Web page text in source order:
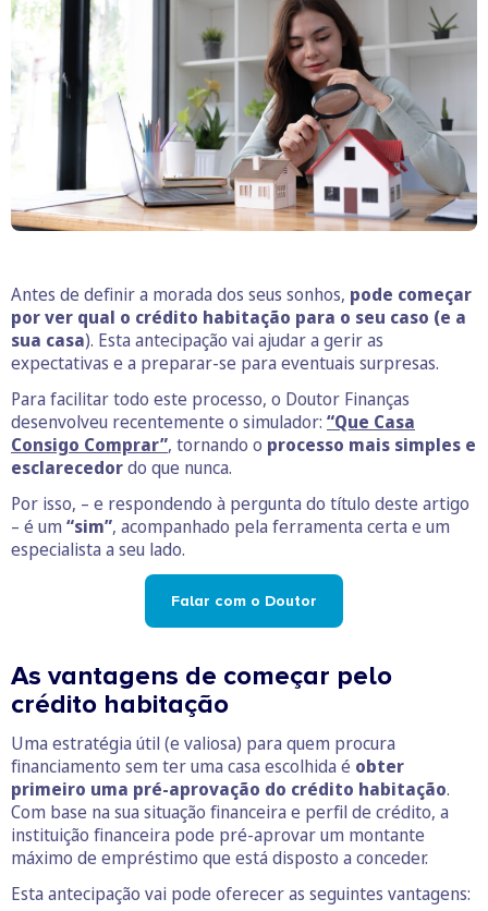
Antes de definir a morada dos seus sonhos, pode começar
por ver qual o crédito habitação para o seu caso (e a
sua casa). Esta antecipação vai ajudar a gerir as
expectativas e a preparar-se para eventuais surpresas.
Para facilitar todo este processo, o Doutor Finanças
desenvolveu recentemente o simulador: “Que Casa
Consigo Comprar”, tornando o processo mais simples e
esclarecedordo que nunca.
Por isso, – e respondendo à pergunta do título deste artigo
– é um “sim”, acompanhado pela ferramenta certa e um
especialista a seu lado.
Falar com o Doutor
As vantagens de começar pelo
crédito habitação
Uma estratégia útil (e valiosa) para quem procura
financiamento sem ter uma casa escolhida é obter
primeiro uma pré-aprovação do crédito habitação.
Com base na sua situação financeira e perfil de crédito, a
instituição financeira pode pré-aprovar um montante
máximo de empréstimo que está disposto a conceder.
Esta antecipação vai pode oferecer as seguintes vantagens: